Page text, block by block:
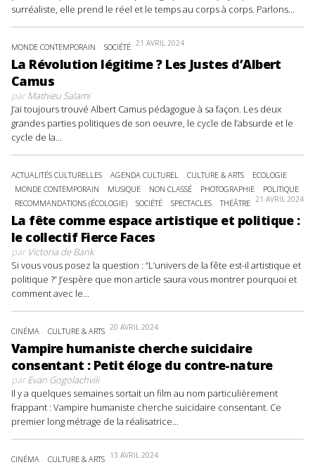
surréaliste, elle prend le réel et le temps au corps à corps. Parlons...
MONDE CONTEMPORAIN SOCIÉTÉ 21 AVRIL 2024
La Révolution légitime ? Les Justes d’Albert
Camus
parMathieu Salami
J’ai toujours trouvé Albert Camus pédagogue à sa façon. Les deux
grandes parties politiques de son oeuvre, le cycle de l’absurde et le
cycle de la...
ACTUALITÉS CULTURELLES AGENDA CULTUREL CULTURE & ARTS
ECOLOGIE
MONDE CONTEMPORAIN
MUSIQUE NON CLASSÉ PHOTOGRAPHIE
POLITIQUE
RECOMMANDATIONS (ÉCOLOGIE)
SOCIÉTÉ SPECTACLES THÉÂTRE 21 AVRIL 2024
La fête comme espace artistique et politique :
le collectif Fierce Faces
parVictoria de Bank
Si vous vous posez la question : “L’univers de la fête est-il artistique et
politique ?” J’espère que mon article saura vous montrer pourquoi et
comment avec le...
CINÉMA CULTURE & ARTS 20 AVRIL 2024
Vampire humaniste cherche suicidaire
consentant : Petit éloge du contre-nature
parEvan Gogolachvili
Il y a quelques semaines sortait un film au nom particulièrement
frappant : Vampire humaniste cherche suicidaire consentant. Ce
premier long métrage de la réalisatrice...
CINÉMA CULTURE & ARTS 13 AVRIL 2024